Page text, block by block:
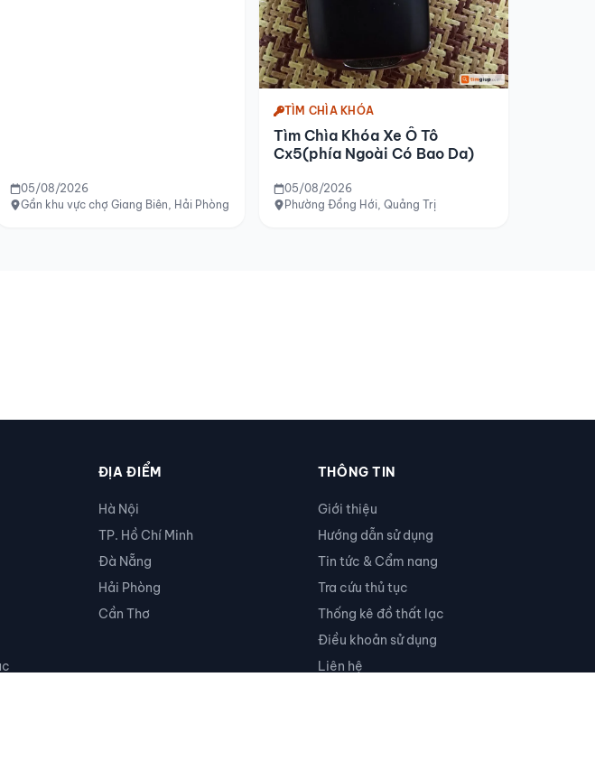
Trung, Hà Đông, Hà Nội
05/08/2026
Gần khu vực chợ Giang Biên, Hải Phòng
TÌM CHÌA KHÓA
Tìm Chìa Khóa Xe Ô Tô
Cx5(phía Ngoài Có Bao Da)
05/08/2026
Phường Đồng Hới, Quảng Trị
ĐỊA ĐIỂM
Hà Nội
TP. Hồ Chí Minh
Đà Nẵng
Hải Phòng
Cần Thơ
THÔNG TIN
Giới thiệu
Hướng dẫn sử dụng
Tin tức & Cẩm nang
Tra cứu thủ tục
Thống kê đồ thất lạc
Điều khoản sử dụng
Liên hệ